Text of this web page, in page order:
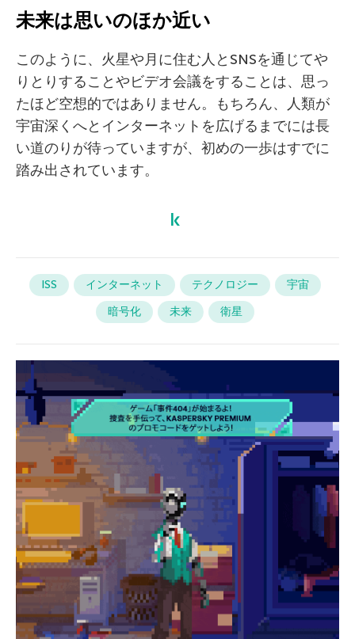
未来は思いのほか近い
このように、火星や月に住む人とSNSを通じてや
りとりすることやビデオ会議をすることは、思っ
たほど空想的ではありません。もちろん、人類が
宇宙深くへとインターネットを広げるまでには長
い道のりが待っていますが、初めの一歩はすでに
踏み出されています。
ISS インターネット テクノロジー
宇宙
暗号化
未来 衛星